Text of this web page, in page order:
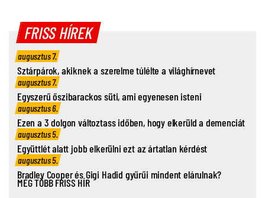
FRISS HÍREK
augusztus 7.
Sztárpárok, akiknek a szerelme túlélte a világhírnevet
augusztus 7.
Egyszerű őszibarackos süti, ami egyenesen isteni
augusztus 6.
Ezen a 3 dolgon változtass időben, hogy elkerüld a demenciát
augusztus 5.
Együttlét alatt jobb elkerülni ezt az ártatlan kérdést
augusztus 5.
Bradley Cooper és Gigi Hadid gyűrűi mindent elárulnak?
MÉG TÖBB FRISS HÍR